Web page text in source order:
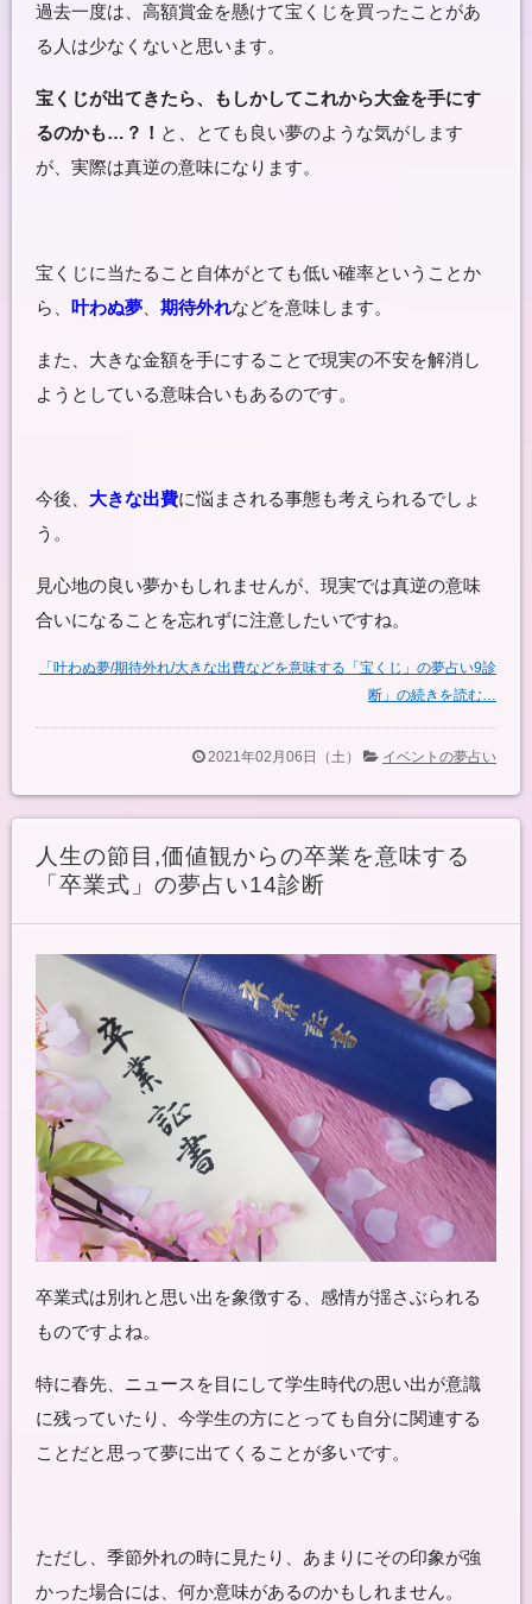
過去一度は、高額賞金を懸けて宝くじを買ったことがあ
る人は少なくないと思います。
宝くじが出てきたら、もしかしてこれから大金を手にす
るのかも…？！ と、とても良い夢のような気がします
が、実際は真逆の意味になります。
宝くじに当たること自体がとても低い確率ということか
ら、 叶わぬ夢 期待外れなどを意味します。
また、大きな金額を手にすることで現実の不安を解消し
ようとしている意味合いもあるのです。
今後、 大きな出費に悩まされる事態も考えられるでしょ
う。
見心地の良い夢かもしれませんが、現実では真逆の意味
合いになることを忘れずに注意したいですね。
「叶わぬ夢/期待外れ/大きな出費などを意味する「宝くじ」の夢占い9診
断」の続きを読む…
2021年02月06日（土） イベントの夢占い
人生の節目,価値観からの卒業を意味する
「卒業式」の夢占い14診断
卒業式は別れと思い出を象徴する、感情が揺さぶられる
ものですよね。
特に春先、ニュースを目にして学生時代の思い出が意識
に残っていたり、今学生の方にとっても自分に関連する
ことだと思って夢に出てくることが多いです。
ただし、季節外れの時に見たり、あまりにその印象が強
かった場合には、何か意味があるのかもしれません。